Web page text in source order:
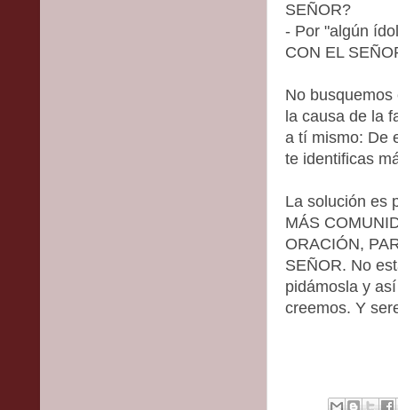
SEÑOR?
- Por "algún
CON EL
No
la causa de la
a tí mismo: De
te identificas
La solución es
MÁS
ORACIÓN,
SEÑOR. No
pidámosla y
creemos. Y